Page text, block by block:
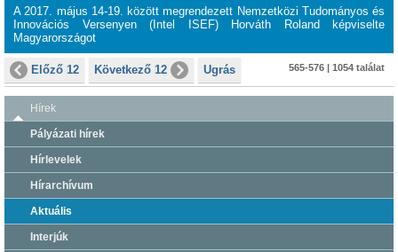
A 2017. május 14-19. között megrendezett Nemzetközi Tudományos és
Innovációs Versenyen (Intel ISEF) Horváth Roland képviselte
Magyarországot
Előző 12 Következő 12 Ugrás 565-576 | 1054 találat
Hírek
Pályázati hírek
Hírlevelek
Hírarchívum
Aktuális
Interjúk